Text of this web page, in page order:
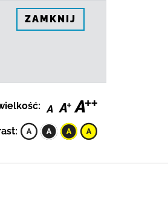
ZAMKNIJ